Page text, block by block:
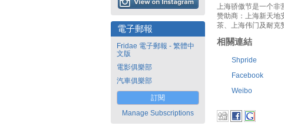
電子郵報
Fridae 電子郵報 - 繁體中
文版
電影俱樂部
汽車俱樂部
訂閱
Manage Subscriptions
上海骄傲节是一个非
赞助商：上海新天地
茶、上海伟门及耐克
相關連結
Shpride
Facebook
Weibo